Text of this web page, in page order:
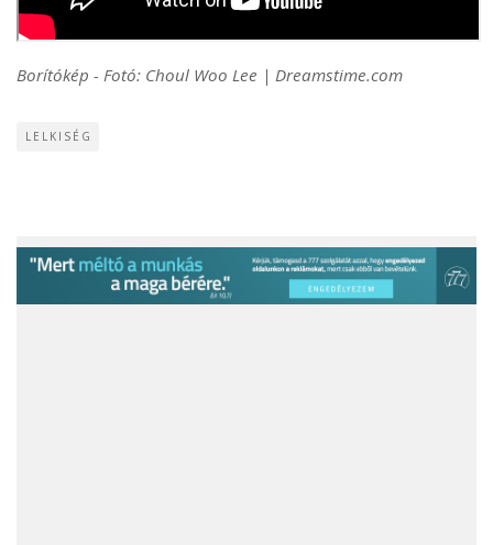
Borítókép - Fotó: Choul Woo Lee | Dreamstime.com
LELKISÉG